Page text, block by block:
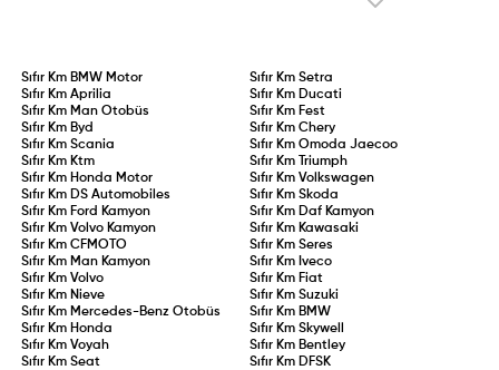
Sıfır Km BMW Motor Sıfır Km Setra
Sıfır KmAprilia Sıfır Km Ducati
Sıfır Km Man Otobüs Sıfır Km Fest
Sıfır Km Byd Sıfır Km Chery
Sıfır KmScania Sıfır Km Omoda Jaecoo
Sıfır Km Ktm Sıfır Km
Triumph
Sıfır Km Honda Motor Sıfır Km Volkswagen
Sıfır Km DS Automobiles Sıfır Km Skoda
Sıfır Km Ford Kamyon Sıfır Km Daf Kamyon
Sıfır KmVolvo Kamyon Sıfır Km Kawasaki
Sıfır KmCFMOTO Sıfır Km Seres
Sıfır Km Man Kamyon Sıfır Km Iveco
Sıfır KmVolvo Sıfır Km Fiat
Sıfır Km Nieve Sıfır Km Suzuki
Sıfır Km Mercedes-Benz Otobüs Sıfır Km BMW
Sıfır Km Honda Sıfır Km Skywell
Sıfır KmVoyah Sıfır Km Bentley
Sıfır KmSeat Sıfır Km DFSK